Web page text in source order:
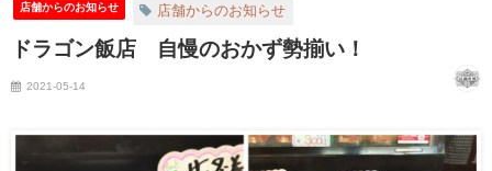
店舗からのお知らせ 店舗からのお知らせ
ドラゴン飯店 自慢のおかず勢揃い！
2021-05-14